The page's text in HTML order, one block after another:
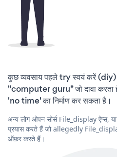
कुछ व्यवसाय पहले try स्वयं करें
"computer guru" जो दावा
'no time' का निर्माण कर सकता है।
अन्य लोग ओपन सोर्स File_display ऐप्स,
प्रयास करते हैं जो allegedly
ऑफ़र करते हैं।